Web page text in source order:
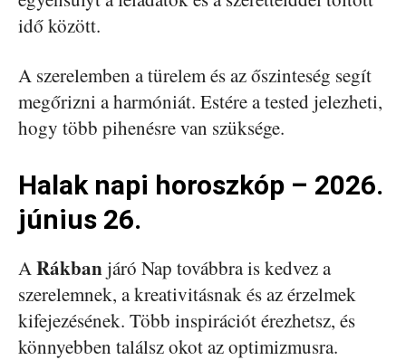
idő között.
A szerelemben a türelem és az őszinteség segít
megőrizni a harmóniát. Estére a tested jelezheti,
hogy több pihenésre van szüksége.
Halak napi horoszkóp – 2026.
június 26.
ARákbanjáró Nap továbbra is kedvez a
szerelemnek, a kreativitásnak és az érzelmek
kifejezésének. Több inspirációt érezhetsz, és
könnyebben találsz okot az optimizmusra.